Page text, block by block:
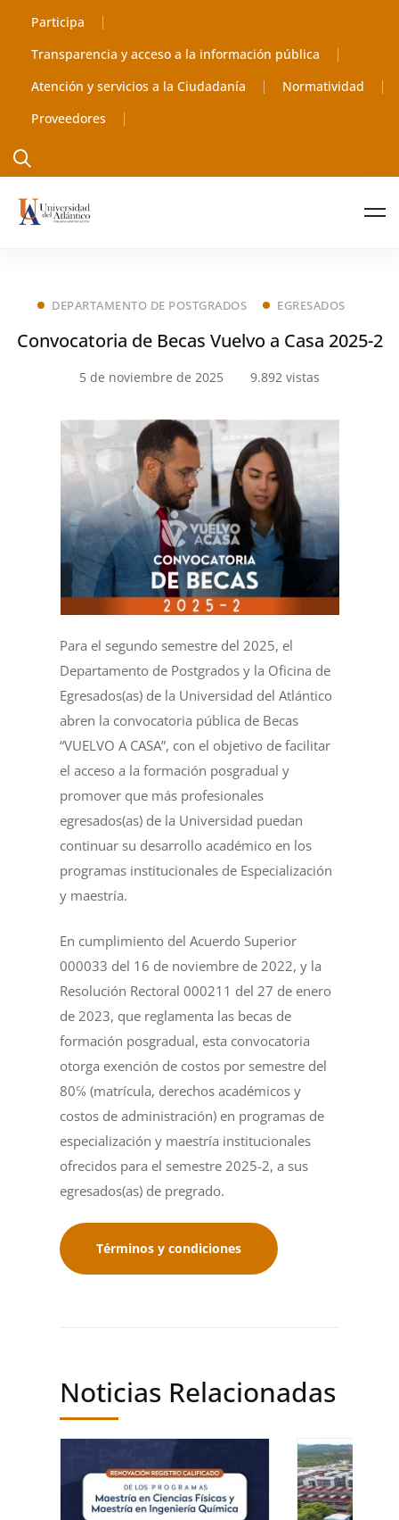
Participa
Transparencia y acceso a la información pública
Atención y servicios a la Ciudadanía
Normatividad
Proveedores
DEPARTAMENTO DE POSTGRADOS EGRESADOS
Convocatoria de Becas Vuelvo a Casa 2025-2
5 de noviembre de 2025 9.892 vistas
Para el segundo semestre del 2025, el
Departamento de Postgrados y la Oficina de
Egresados(as) de la Universidad del Atlántico
abren la convocatoria pública de Becas
“VUELVO A CASA”, con el objetivo de facilitar
el acceso a la formación posgradual y
promover que más profesionales
egresados(as) de la Universidad puedan
continuar su desarrollo académico en los
programas institucionales de Especialización
y maestría.
En cumplimiento del Acuerdo Superior
000033 del 16 de noviembre de 2022, y la
Resolución Rectoral 000211 del 27 de enero
de 2023, que reglamenta las becas de
formación posgradual, esta convocatoria
otorga exención de costos por semestre del
80℅ (matrícula, derechos académicos y
costos de administración) en programas de
especialización y maestría institucionales
ofrecidos para el semestre 2025-2, a sus
egresados(as) de pregrado.
Términos y condiciones
Noticias Relacionadas